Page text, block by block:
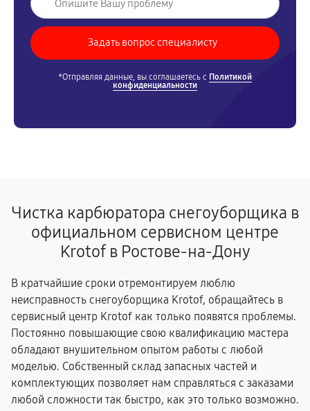
*Отправляя данные, вы соглашаетесь с Политикой
конфиденциальности
Чистка карбюратора снегоуборщика в
официальном сервисном центре
Krotof в Ростове-на-Дону
В кратчайшие сроки отремонтируем люблю
неисправность снегоуборщика Krotof, обращайтесь в
сервисный центр Krotof как только появятся проблемы.
Постоянно повышающие свою квалификацию мастера
обладают внушительном опытом работы с любой
моделью. Собственный склад запасных частей и
комплектующих позволяет нам справляться с заказами
любой сложности так быстро, как это только возможно.